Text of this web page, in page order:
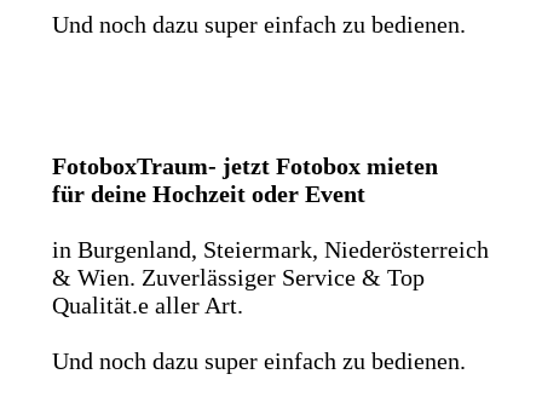
Und noch dazu super einfach zu bedienen.
FotoboxTraum- jetzt Fotobox mieten
für deine Hochzeit oder Event
in Burgenland, Steiermark, Niederösterreich
& Wien. Zuverlässiger Service & Top
Qualität.e aller Art.
Und noch dazu super einfach zu bedienen.